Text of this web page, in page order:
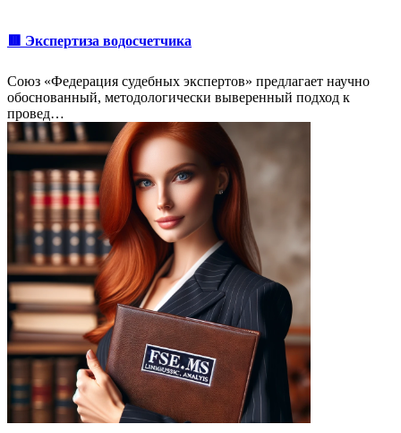
🟥 Экспертиза водосчетчика
Союз «Федерация судебных экспертов» предлагает научно
обоснованный, методологически выверенный подход к
провед…